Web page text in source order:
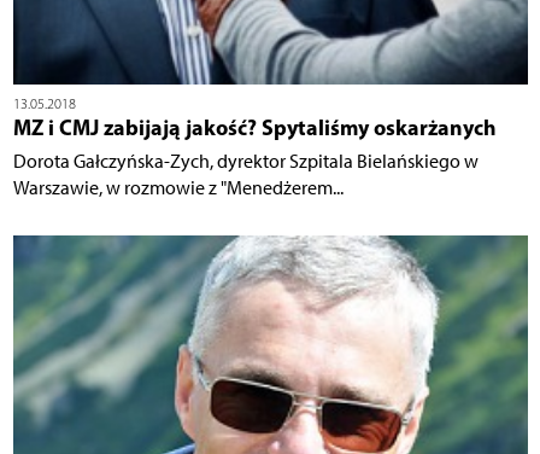
13.05.2018
MZ i CMJ zabijają jakość? Spytaliśmy oskarżanych
Dorota Gałczyńska-Zych, dyrektor Szpitala Bielańskiego w
Warszawie, w rozmowie z "Menedżerem...